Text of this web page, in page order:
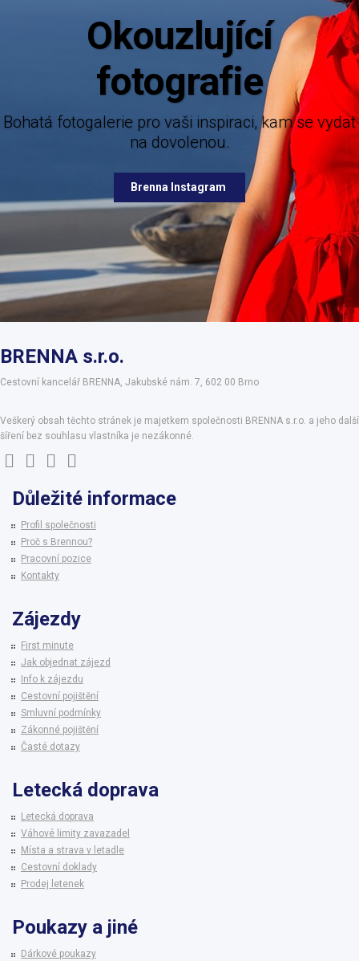
Okouzlující
fotografie
Bohatá fotogalerie pro vaši inspiraci, kam se vydat
na dovolenou.
Brenna Instagram
BRENNA s.r.o.
Cestovní kancelář BRENNA, Jakubské nám. 7, 602 00 Brno
Veškerý obsah těchto stránek je majetkem společnosti BRENNA s.r.o. a jeho další
šíření bez souhlasu vlastníka je nezákonné.
Důležité informace
Profil společnosti
Proč s Brennou?
Pracovní pozice
Kontakty
Zájezdy
First minute
Jak objednat zájezd
Info k zájezdu
Cestovní pojištění
Smluvní podmínky
Zákonné pojištění
Časté dotazy
Letecká doprava
Letecká doprava
Váhové limity zavazadel
Místa a strava v letadle
Cestovní doklady
Prodej letenek
Poukazy a jiné
Dárkové poukazy